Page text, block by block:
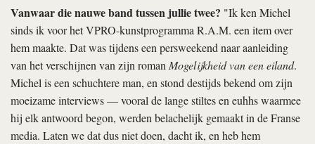
Vanwaar die nauwe band tussen jullie twee? "Ik ken Michel
sinds ik voor het VPRO-kunstprogramma R.A.M. een item over
hem maakte. Dat was tijdens een persweekend naar aanleiding
van het verschijnen van zijn romanMogelijkheid van een eiland.
Michel is een schuchtere man, en stond destijds bekend om zijn
moeizame interviews — vooral de lange stiltes en euhhs waarmee
hij elk antwoord begon, werden belachelijk gemaakt in de Franse
media. Laten we dat dus niet doen, dacht ik, en heb hem